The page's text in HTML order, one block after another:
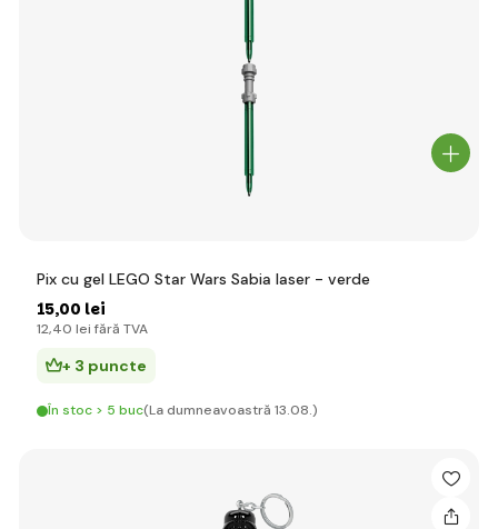
Pix cu gel LEGO Star Wars Sabia laser - verde
15,00 lei
12,40 lei fără TVA
+ 3 puncte
În stoc > 5 buc(La dumneavoastră 13.08.)